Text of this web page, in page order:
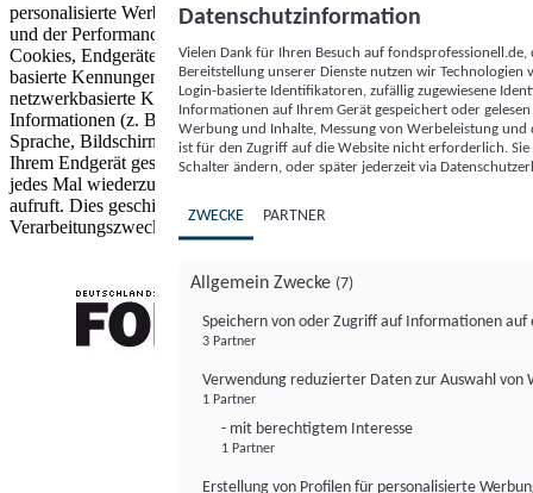
personalisierte Werbung und Inhalte, Messung von Werbeleistung
und der Performance von Inhalten sowie Zielgruppenforschung.
Cookies, Endgeräte- oder ähnliche Online-Kennungen (z. B. login-
basierte Kennungen, zufällig generierte Kennungen,
netzwerkbasierte Kennungen) können zusammen mit anderen
Informationen (z. B. Browsertyp und Browserinformationen,
Sprache, Bildschirmgröße, unterstützte Technologien usw.) auf
Ihrem Endgerät gespeichert oder von dort ausgelesen werden, um es
jedes Mal wiederzuerkennen, wenn es eine App oder einer Webseite
aufruft. Dies geschieht für einen oder mehrere der hier aufgeführten
Verarbeitungszwecke.
Datenschutzinformation
Vielen Dank für Ihren Besuch auf
Bereitstellung unserer Dienste nutzen wir Technologien
Login-basierte Identifikatoren, zufällig zugewiesene
Informationen auf Ihrem Gerät gespeichert oder
Werbung und Inhalte, Messung von Werbeleistung
ist für den Zugriff auf die Website nicht erforderlich.
Schalter ändern, oder später jederzeit via
ZWECKE PARTNER
Allgemein Zwecke (7)
Speichern von oder Zugriff auf Informationen auf
3 Partner
Verwendung reduzierter Daten zur Auswahl von
1 Partner
- mit berechtigtem Interesse
1 Partner
Erstellung von Profilen für personalisierte
FONDS professionell